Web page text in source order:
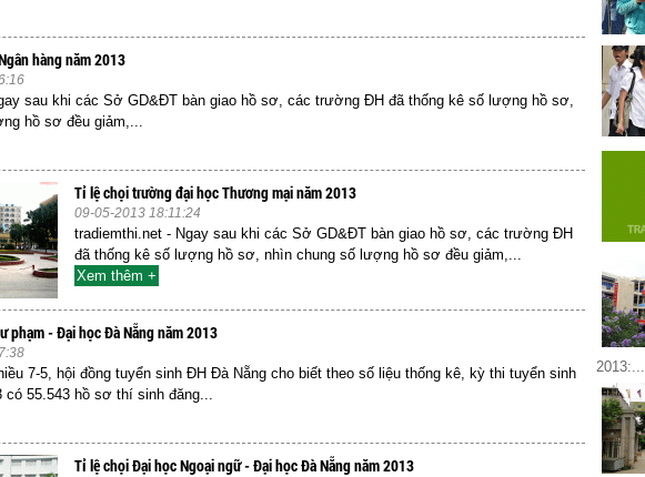
hàng năm 2013
sau khi các Sở GD&ĐT bàn giao hồ sơ, các trường ĐH đã thống kê số lượng hồ sơ,
hồ sơ đều giảm,...
Tỉ lệ chọi trường đại học Thương mại năm 2013
09-05-2013 18:11:24
tradiemthi.net - Ngay sau khi các Sở GD&ĐT bàn giao hồ sơ, các trường ĐH
đã thống kê số lượng hồ sơ, nhìn chung số lượng hồ sơ đều giảm,...
Xem thêm +
phạm - Đại học Đà Nẵng năm 2013
7-5, hội đồng tuyển sinh ĐH Đà Nẵng cho biết theo số liệu thống kê, kỳ thi tuyển sinh
có 55.543 hồ sơ thí sinh đăng...
Tỉ lệ chọi Đại học Ngoại ngữ - Đại học Đà Nẵng năm 2013
2013:...